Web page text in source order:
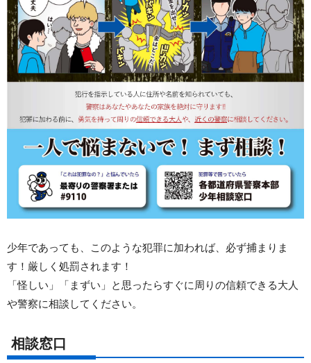
少年であっても、このような犯罪に加われば、必ず捕まりま
す！厳しく処罰されます！
「怪しい」「まずい」と思ったらすぐに周りの信頼できる大人
や警察に相談してください。
相談窓口